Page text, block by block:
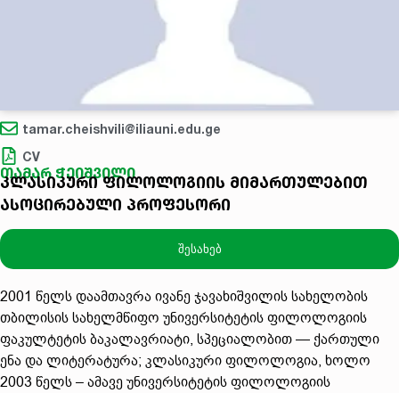
tamar.cheishvili@iliauni.edu.ge
CV
თამარ ჭეიშვილი
კლასიკური ფილოლოგიის მიმართულებით
ასოცირებული პროფესორი
შესახებ
2001 წელს დაამთავრა ივანე ჯავახიშვილის სახელობის
თბილისის სახელმწიფო უნივერსიტეტის ფილოლოგიის
ფაკულტეტის ბაკალავრიატი, სპეციალობით — ქართული
ენა და ლიტერატურა; კლასიკური ფილოლოგია, ხოლო
2003 წელს – ამავე უნივერსიტეტის ფილოლოგიის